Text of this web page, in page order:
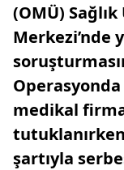
(OMÜ)
Merkezi’nde
medikal
şartıyla